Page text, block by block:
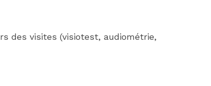
des visites (visiotest, audiométrie,